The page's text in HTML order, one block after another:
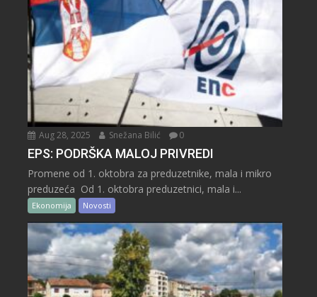
Aug 28, 2025 Snežana Bilić 0
EPS: PODRŠKA MALOJ PRIVREDI
Promene od 1. oktobra za preduzetnike, mala i mikro
preduzeća Od 1. oktobra preduzetnici, mala i...
Ekonomija Novosti